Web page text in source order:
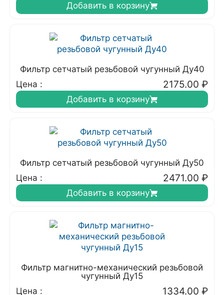
Добавить в корзину
Фильтр сетчатый резьбовой чугунный Ду40
Цена :
2175.00 ₽
Добавить в корзину
Фильтр сетчатый резьбовой чугунный Ду50
Цена :
2471.00 ₽
Добавить в корзину
Фильтр магнитно-механический резьбовой
чугунный Ду15
Цена :
1334.00 ₽